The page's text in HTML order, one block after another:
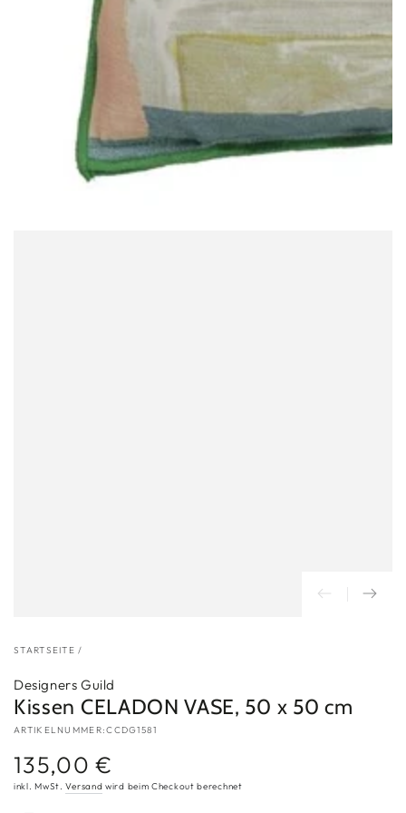
STARTSEITE /
Designers Guild
Kissen CELADON VASE, 50 x 50 cm
ARTIKELNUMMER:CCDG1581
Regulärer
Preis
135,00 €
inkl. MwSt.Versand wird beim Checkout berechnet